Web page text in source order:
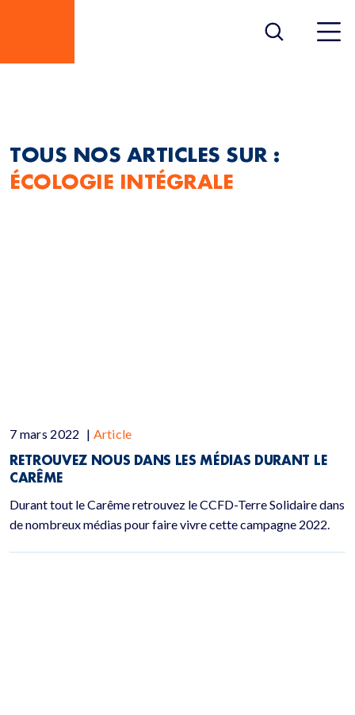
ÉCOLOGIE INTÉGRALE
TOUS NOS ARTICLES SUR :
ÉCOLOGIE INTÉGRALE
7 mars 2022 | Article
RETROUVEZ NOUS DANS LES MÉDIAS DURANT LE
CARÊME
Durant tout le Carême retrouvez le CCFD-Terre Solidaire dans
de nombreux médias pour faire vivre cette campagne 2022.